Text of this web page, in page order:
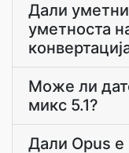
Дали
уметноста
Може ли
микс 5.1?
Дали Opus е